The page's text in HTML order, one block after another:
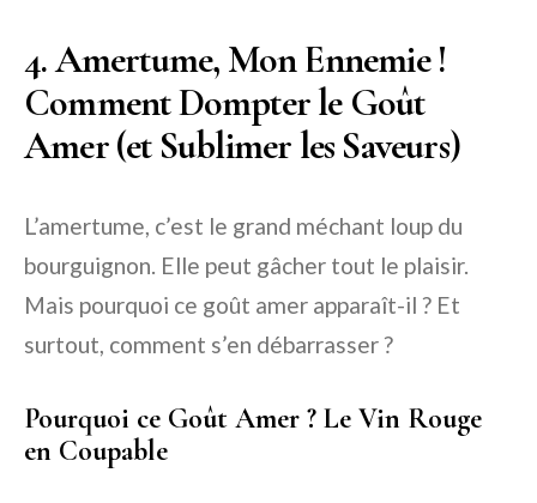
4. Amertume, Mon Ennemie !
Comment Dompter le Goût
Amer (et Sublimer les Saveurs)
L’amertume, c’est le grand méchant loup du
bourguignon. Elle peut gâcher tout le plaisir.
Mais pourquoi ce goût amer apparaît-il ? Et
surtout, comment s’en débarrasser ?
Pourquoi ce Goût Amer ? Le Vin Rouge
en Coupable